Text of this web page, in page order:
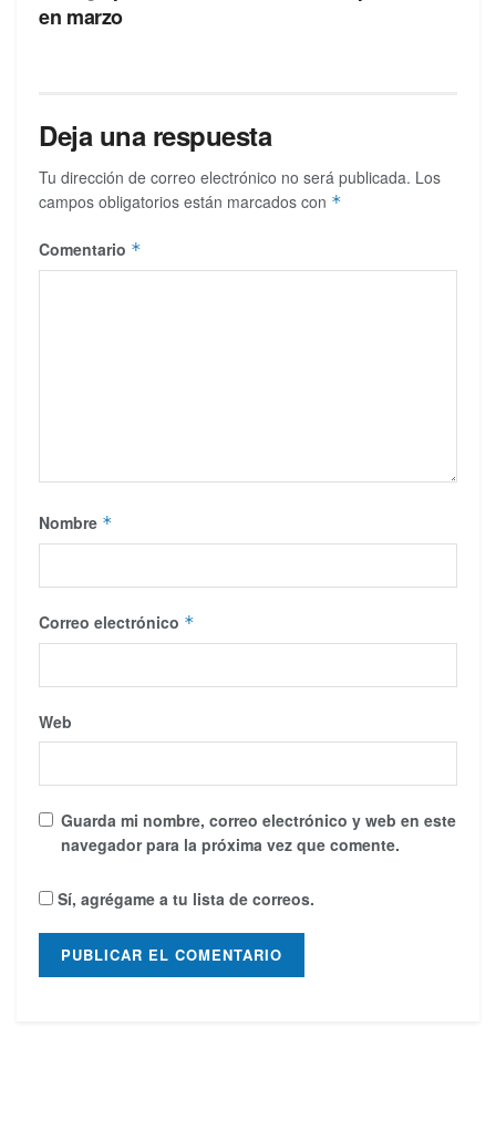
en marzo
Deja una respuesta
Tu dirección de correo electrónico no será publicada. Los
campos obligatorios están marcados con *
Comentario *
Nombre *
Correo electrónico *
Web
Guarda mi nombre, correo electrónico y web en este
navegador para la próxima vez que comente.
Sí, agrégame a tu lista de correos.